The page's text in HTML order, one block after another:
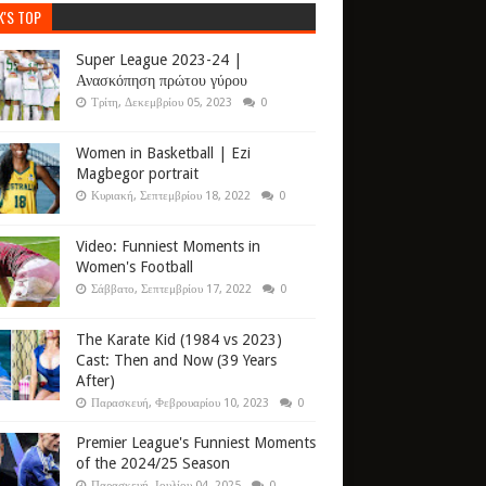
TOP
Super League 2023-24 |
Ανασκόπηση πρώτου γύρου
Τρίτη, Δεκεμβρίου 05, 2023 0
Women in Basketball | Ezi
Magbegor portrait
Κυριακή, Σεπτεμβρίου 18, 2022 0
Video: Funniest Moments in
Women's Football
Σάββατο, Σεπτεμβρίου 17, 2022 0
The Karate Kid (1984 vs 2023)
Cast: Then and Now (39 Years
After)
Παρασκευή, Φεβρουαρίου 10, 2023 0
Premier League's Funniest Moments
of the 2024/25 Season